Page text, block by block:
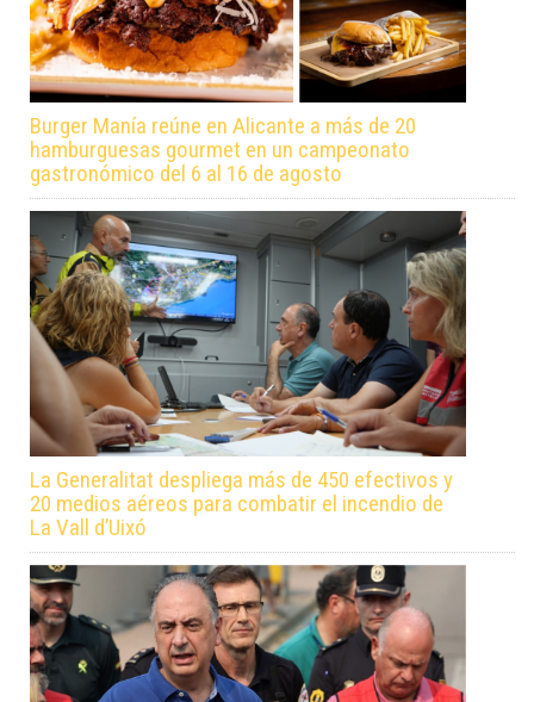
Burger Manía reúne en Alicante a más de 20
hamburguesas gourmet en un campeonato
gastronómico del 6 al 16 de agosto
La Generalitat despliega más de 450 efectivos y
20 medios aéreos para combatir el incendio de
La Vall d’Uixó